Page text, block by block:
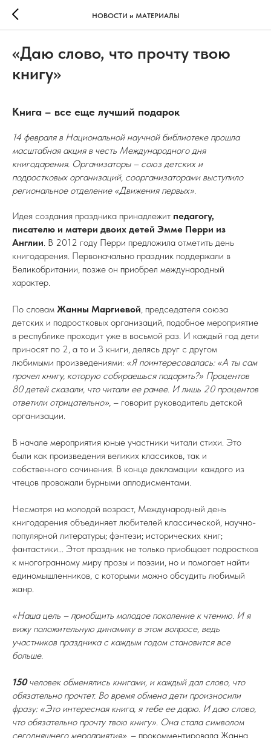
НОВОСТИ и МАТЕРИАЛЫ
«Даю слово, что прочту твою
книгу»
Книга – все еще лучший подарок
14 февраля в Национальной научной библиотеке прошла
масштабная акция в честь Международного дня
книгодарения. Организаторы – союз детских и
подростковых организаций, соорганизаторами выступило
региональное отделение «Движения первых».
Идея создания праздника принадлежит педагогу,
писателю и матери двоих детей Эмме Перри из
Англии. В 2012 году Перри предложила отметить день
книгодарения. Первоначально праздник поддержали в
Великобритании, позже он приобрел международный
характер.
По словам Жанны Маргиевой, председателя союза
детских и подростковых организаций, подобное мероприятие
в республике проходит уже в восьмой раз. И каждый год дети
приносят по 2, а то и 3 книги, делясь друг с другом
любимыми произведениями: «Я поинтересовалась: «А ты сам
прочел книгу, которую собираешься подарить?» Процентов
80 детей сказали, что читали ее ранее. И лишь 20 процентов
ответили отрицательно», – говорит руководитель детской
организации.
В начале мероприятия юные участники читали стихи. Это
были как произведения великих классиков, так и
собственного сочинения. В конце декламации каждого из
чтецов провожали бурными аплодисментами.
Несмотря на молодой возраст, Международный день
книгодарения объединяет любителей классической, научно-
популярной литературы; фэнтези; исторических книг;
фантастики... Этот праздник не только приобщает подростков
к многогранному миру прозы и поэзии, но и помогает найти
единомышленников, с которыми можно обсудить любимый
жанр.
«Наша цель – приобщить молодое поколение к чтению. И я
вижу положительную динамику в этом вопросе, ведь
участников праздника с каждым годом становится все
больше.
150человек обменялись книгами, и каждый дал слово, что
обязательно прочтет. Во время обмена дети произносили
фразу: «Это интересная книга, я тебе ее дарю. И даю слово,
что обязательно прочту твою книгу». Она стала символом
сегодняшнего мероприятия», – прокомментировала Жанна